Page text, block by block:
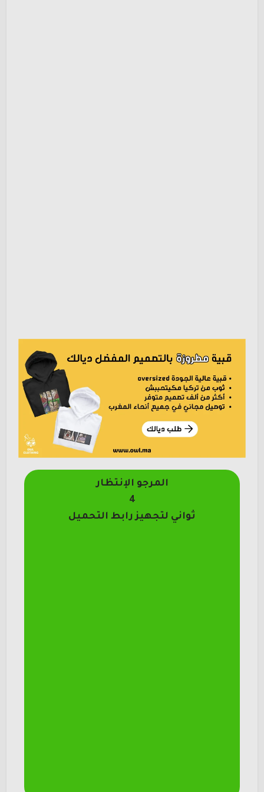
المرجو الإنتظار
4
ثواني لتجهيز رابط التحميل